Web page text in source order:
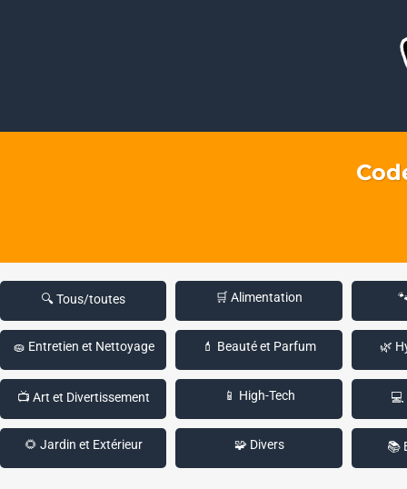
🔍 Tous/toutes 🛒 Alimentation
🧽 Entretien et Nettoyage 💄 Beauté et Parfum 🌿
📺 Art et Divertissement 📱 High-Tech 💻
🌻 Jardin et Extérieur 🧩 Divers 📚